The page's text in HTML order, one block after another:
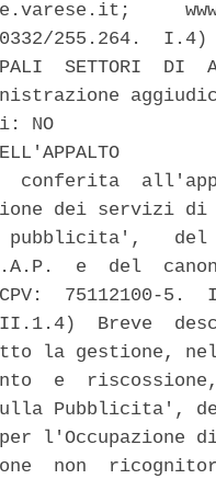
255.264.  I.4)
SETTORI
NO
conferita
dei servizi di
pubblicita',
e  del
75112100-5.
Breve
la gestione,
e
sulla Pubblicita',
l'Occupazione
non